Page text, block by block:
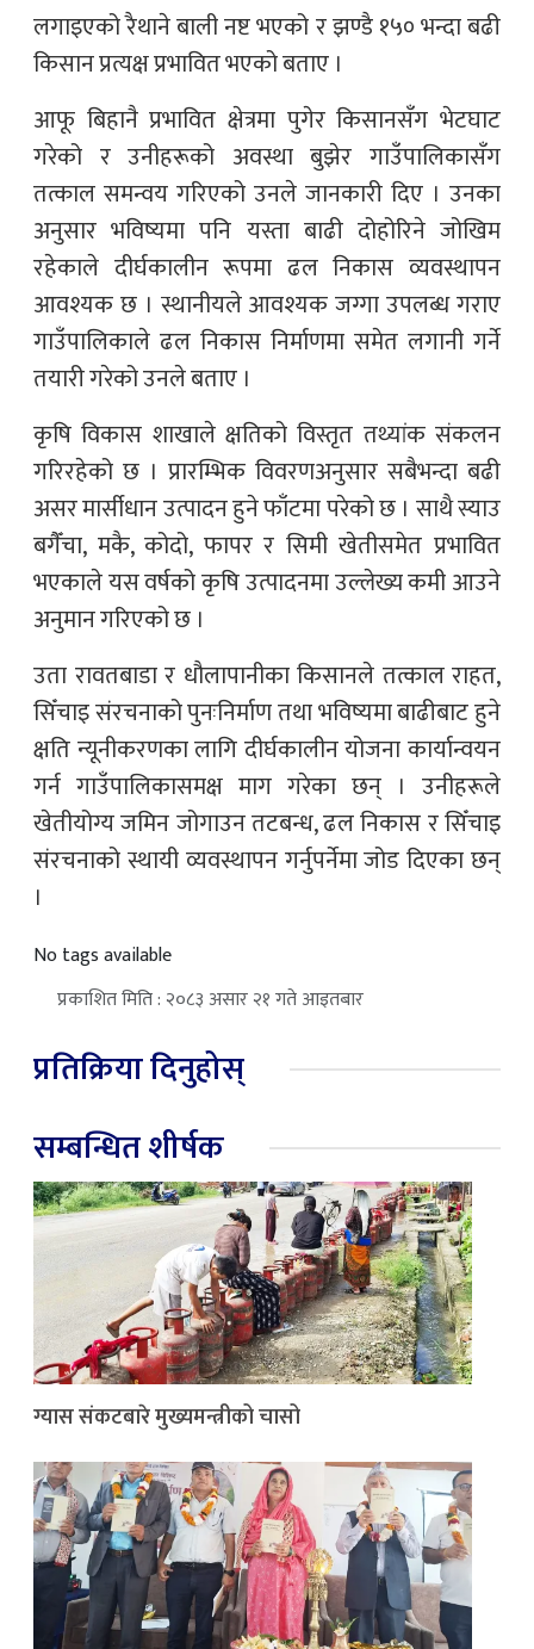
लगाइएको रैथाने बाली नष्ट भएको र झण्डै १५० भन्दा बढी
किसान प्रत्यक्ष प्रभावित भएको बताए ।
आफू बिहानै प्रभावित क्षेत्रमा पुगेर किसानसँग भेटघाट
गरेको र उनीहरूको अवस्था बुझेर गाउँपालिकासँग
तत्काल समन्वय गरिएको उनले जानकारी दिए । उनका
अनुसार भविष्यमा पनि यस्ता बाढी दोहोरिने जोखिम
रहेकाले दीर्घकालीन रूपमा ढल निकास व्यवस्थापन
आवश्यक छ । स्थानीयले आवश्यक जग्गा उपलब्ध गराए
गाउँपालिकाले ढल निकास निर्माणमा समेत लगानी गर्ने
तयारी गरेको उनले बताए ।
कृषि विकास शाखाले क्षतिको विस्तृत तथ्यांक संकलन
गरिरहेको छ । प्रारम्भिक विवरणअनुसार सबैभन्दा बढी
असर मार्सीधान उत्पादन हुने फाँटमा परेको छ । साथै स्याउ
बगैँचा, मकै, कोदो, फापर र सिमी खेतीसमेत प्रभावित
भएकाले यस वर्षको कृषि उत्पादनमा उल्लेख्य कमी आउने
अनुमान गरिएको छ ।
उता रावतबाडा र धौलापानीका किसानले तत्काल राहत,
सिँचाइ संरचनाको पुनःनिर्माण तथा भविष्यमा बाढीबाट हुने
क्षति न्यूनीकरणका लागि दीर्घकालीन योजना कार्यान्वयन
गर्न गाउँपालिकासमक्ष माग गरेका छन् । उनीहरूले
खेतीयोग्य जमिन जोगाउन तटबन्ध, ढल निकास र सिँचाइ
संरचनाको स्थायी व्यवस्थापन गर्नुपर्नेमा जोड दिएका छन्
।
No tags available
प्रकाशित मिति : २०८३ असार २१ गते आइतबार
प्रतिक्रिया दिनुहोस्
सम्बन्धित शीर्षक
ग्यास संकटबारे मुख्यमन्त्रीको चासो